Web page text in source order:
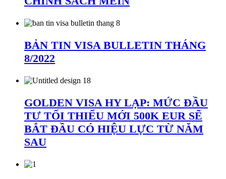
BẢN TIN VISA BULLETIN THÁNG
8/2022
GOLDEN VISA HY LẠP: MỨC ĐẦU
TƯ TỐI THIỂU MỚI 500K EUR SẼ
BẮT ĐẦU CÓ HIỆU LỰC TỪ NĂM
SAU